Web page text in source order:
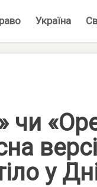
Україна
чи
у